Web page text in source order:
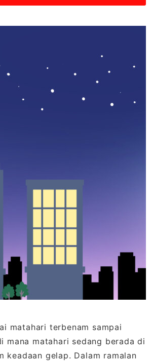
matahari terbenam sampai
matahari sedang berada di
keadaan gelap. Dalam ramalan